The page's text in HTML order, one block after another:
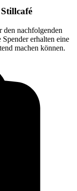
den nachfolgenden
erhalten eine
machen können.